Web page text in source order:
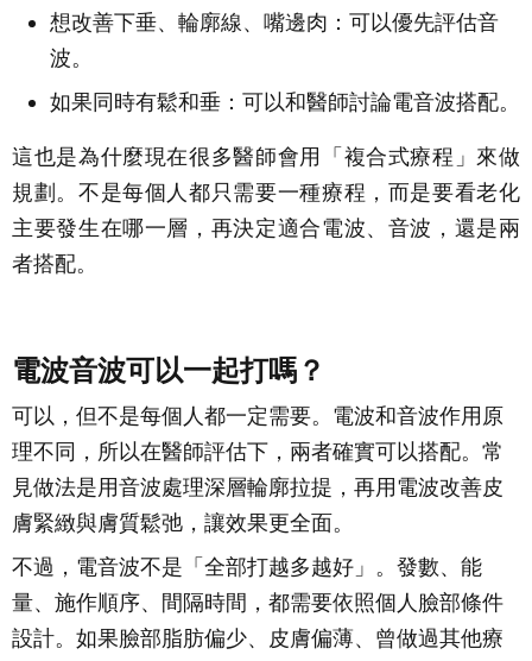
想改善下垂、輪廓線、嘴邊肉：可以優先評估音
波。
如果同時有鬆和垂：可以和醫師討論電音波搭配。
這也是為什麼現在很多醫師會用「複合式療程」來做
規劃。不是每個人都只需要一種療程，而是要看老化
主要發生在哪一層，再決定適合電波、音波，還是兩
者搭配。
電波音波可以一起打嗎？
可以，但不是每個人都一定需要。電波和音波作用原
理不同，所以在醫師評估下，兩者確實可以搭配。常
見做法是用音波處理深層輪廓拉提，再用電波改善皮
膚緊緻與膚質鬆弛，讓效果更全面。
不過，電音波不是「全部打越多越好」。發數、能
量、施作順序、間隔時間，都需要依照個人臉部條件
設計。如果臉部脂肪偏少、皮膚偏薄、曾做過其他療